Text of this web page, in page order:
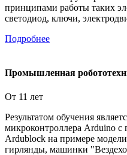
принципами работы таких
светодиод, ключи,
Подробнее
Промышленная
От 11 лет
Результатом обучения
микроконтроллера Arduino
Ardublock на примере
гирлянды, машинки